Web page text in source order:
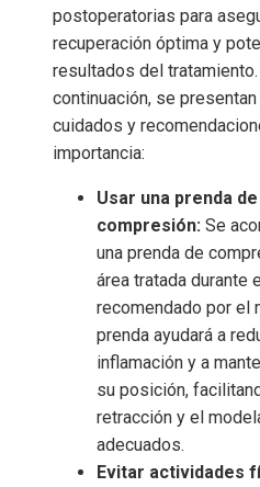
postoperatorias para
recuperación óptima y
resultados del
continuación, se
cuidados y
importancia:
Usar una prenda de
compresión: Se
una prenda de
área tratada durante
recomendado por el
prenda ayudará a
inflamación y a
su posición,
retracción y el
adecuados.
Evitar actividades